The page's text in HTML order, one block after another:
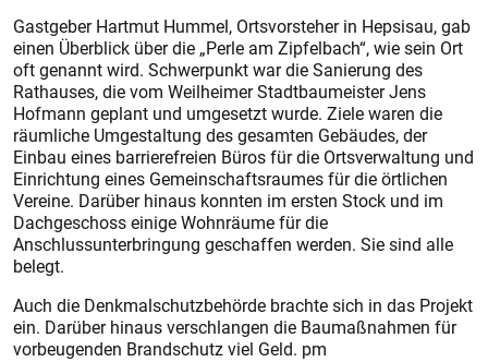
Gastgeber Hartmut Hummel, Ortsvorsteher in Hepsisau, gab
einen Überblick über die „Perle am Zipfelbach“, wie sein Ort
oft genannt wird. Schwerpunkt war die Sanierung des
Rathauses, die vom Weilheimer Stadtbaumeister Jens
Hofmann geplant und umgesetzt wurde. Ziele waren die
räumliche Umgestaltung des gesamten Gebäudes, der
Einbau eines barrierefreien Büros für die Ortsverwaltung und
Einrichtung eines Gemeinschaftsraumes für die örtlichen
Vereine. Darüber hinaus konnten im ersten Stock und im
Dachgeschoss einige Wohnräume für die
Anschlussunterbringung geschaffen werden. Sie sind alle
belegt.
Auch die Denkmalschutzbehörde brachte sich in das Projekt
ein. Darüber hinaus verschlangen die Baumaßnahmen für
vorbeugenden Brandschutz viel Geld. pm